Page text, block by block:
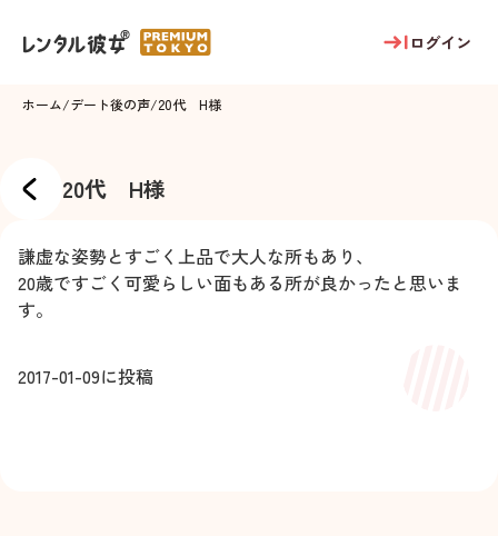
ログイン
ホーム/デート後の声/20代 H様
20代 H様
謙虚な姿勢とすごく上品で大人な所もあり、
20歳ですごく可愛らしい面もある所が良かったと思いま
す。
2017-01-09に投稿